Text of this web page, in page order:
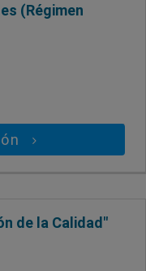
(Régimen
de la Calidad"